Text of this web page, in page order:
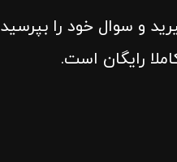
و سوال خود را بپرسید
رایگان است.